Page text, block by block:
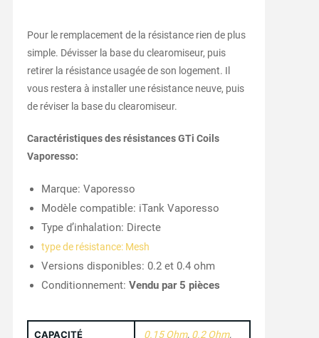
Pour le remplacement de la résistance rien de plus
simple. Dévisser la base du clearomiseur, puis
retirer la résistance usagée de son logement. Il
vous restera à installer une résistance neuve, puis
de réviser la base du clearomiseur.
Caractéristiques des résistances GTi Coils
Vaporesso:
Marque: Vaporesso
Modèle compatible: iTank Vaporesso
Type d’inhalation: Directe
type de résistance: Mesh
Versions disponibles: 0.2 et 0.4 ohm
Conditionnement: Vendu par 5 pièces
CAPACITÉ 0.15 Ohm, 0.2 Ohm,